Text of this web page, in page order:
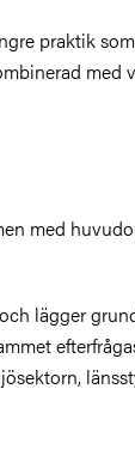
praktik
med
med
lägger